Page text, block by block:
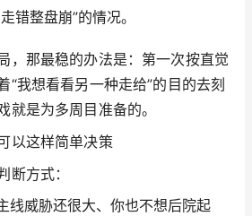
错整盘崩”的情况。
，那最稳的办法是：第一次按直觉
“我想看看另一种走给”的目的去刻
就是为多周目准备的。
以这样简单决策
断方式：
线威胁还很大、你也不想后院起